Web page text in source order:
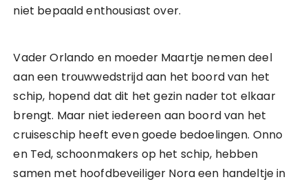
niet bepaald enthousiast over.
Vader Orlando en moeder Maartje nemen deel
aan een trouwwedstrijd aan het boord van het
schip, hopend dat dit het gezin nader tot elkaar
brengt. Maar niet iedereen aan boord van het
cruiseschip heeft even goede bedoelingen. Onno
en Ted, schoonmakers op het schip, hebben
samen met hoofdbeveiliger Nora een handeltje in